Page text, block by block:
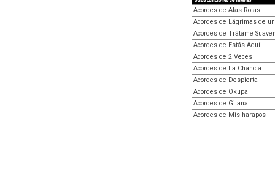
Acordes de Alas Rotas
Acordes de Lágrimas de
Acordes de Trátame
Acordes de Estás Aquí
Acordes de 2 Veces
Acordes de La Chancla
Acordes de Despierta
Acordes de Okupa
Acordes de Gitana
Acordes de Mis harapos